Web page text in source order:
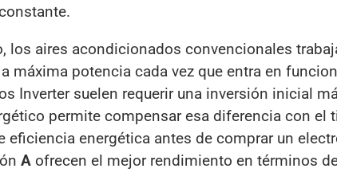
los aires acondicionados convencionales
máxima potencia cada vez que entra en
Inverter suelen requerir una inversión inicial
permite compensar esa diferencia con el
eficiencia energética antes de comprar un
A ofrecen el mejor rendimiento en términos